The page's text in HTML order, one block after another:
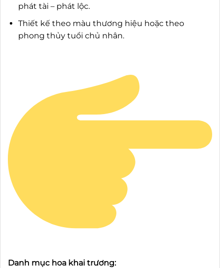
phát tài – phát lộc.
Thiết kế theo màu thương hiệu hoặc theo
phong thủy tuổi chủ nhân.
Danh mục hoa khai trương: